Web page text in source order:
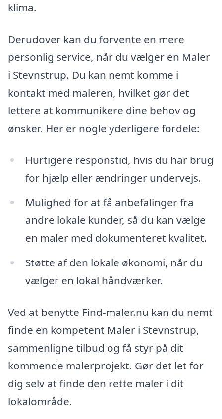
klima.
Derudover kan du forvente en mere
personlig service, når du vælger en Maler
i Stevnstrup. Du kan nemt komme i
kontakt med maleren, hvilket gør det
lettere at kommunikere dine behov og
ønsker. Her er nogle yderligere fordele:
Hurtigere responstid, hvis du har brug
for hjælp eller ændringer undervejs.
Mulighed for at få anbefalinger fra
andre lokale kunder, så du kan vælge
en maler med dokumenteret kvalitet.
Støtte af den lokale økonomi, når du
vælger en lokal håndværker.
Ved at benytte Find-maler.nu kan du nemt
finde en kompetent Maler i Stevnstrup,
sammenligne tilbud og få styr på dit
kommende malerprojekt. Gør det let for
dig selv at finde den rette maler i dit
lokalområde.